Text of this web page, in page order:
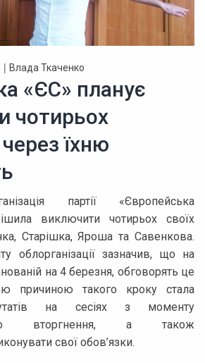
| Влада Ткаченко
«ЄС» планує
чотирьох
їхню
партії «Європейська
виключити чотирьох своїх
Старішка, Яроша та Савенкова.
облорганізації зазначив, що на
на 4 березня, обговорять це
причиною такого кроку стала
на сесіях з моменту
вторгнення, а також
свої обов’язки.